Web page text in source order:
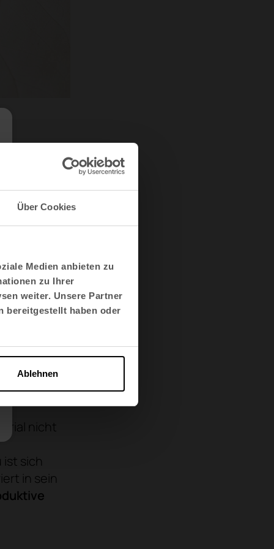
Über Cookies
Medien anbieten zu
zu Ihrer
weiter. Unsere Partner
bereitgestellt haben oder
Ablehnen
von
,
Welt
können
und
nicht
sich
in sein